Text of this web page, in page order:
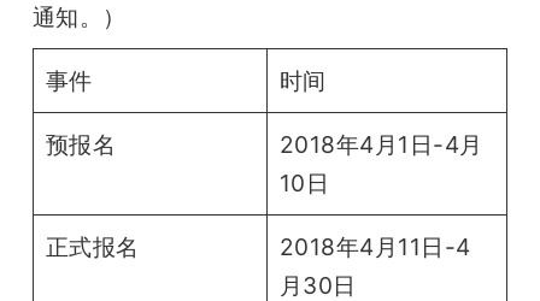
通知。）
事件 时间
预报名
2018年4月1日-4月
10日
正式报名
2018年4月11日-4
月30日